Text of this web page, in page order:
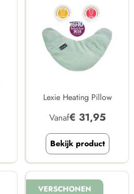
Lexie Heating Pillow
Vanaf€ 31,95
Bekijk product
VERSCHONEN